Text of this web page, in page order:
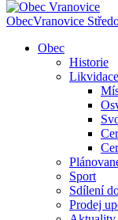
ObecVranovice
Obec
Historie
Sport
Sdílení
Prodej